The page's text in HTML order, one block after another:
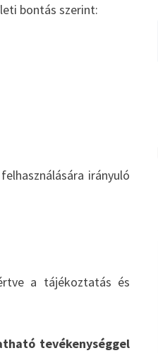
bontás szerint:
irányuló
a tájékoztatás és
tevékenységgel